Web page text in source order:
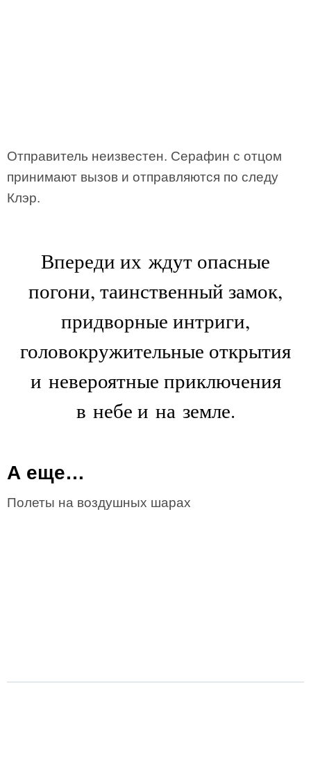
Отправитель неизвестен. Серафин с отцом
принимают вызов и отправляются по следу
Клэр.
Впереди их ждут опасные
погони, таинственный замок,
придворные интриги,
головокружительные открытия
и невероятные приключения
в небе и на земле.
А еще…
Полеты на воздушных шарах